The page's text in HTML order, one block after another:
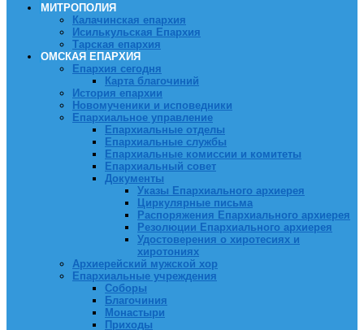
МИТРОПОЛИЯ
Калачинская епархия
Исилькульская Епархия
Тарская епархия
ОМСКАЯ ЕПАРХИЯ
Епархия сегодня
Карта благочиний
История епархии
Новомученики и исповедники
Епархиальное управление
Епархиальные отделы
Епархиальные службы
Епархиальные комиссии и комитеты
Епархиальный совет
Документы
Указы Епархиального архиерея
Циркулярные письма
Распоряжения Епархиального архиерея
Резолюции Епархиального архиерея
Удостоверения о хиротесиях и
хиротониях
Архиерейский мужской хор
Епархиальные учреждения
Соборы
Благочиния
Монастыри
Приходы